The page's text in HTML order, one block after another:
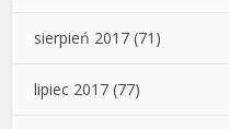
sierpień 2017 (71)
lipiec 2017 (77)